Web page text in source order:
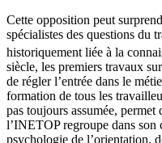
Cette opposition peut
spécialistes des questions du
historiquement liée à la
siècle, les premiers travaux
de régler l’entrée dans le
formation de tous les
pas toujours assumée, permet
l’INETOP regroupe dans son
psychologie de l’orientation,